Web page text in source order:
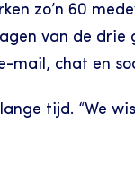
zo’n 60
van de
mail, chat en
tijd. “We